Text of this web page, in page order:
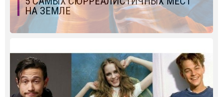
НА ЗЕМЛЕ